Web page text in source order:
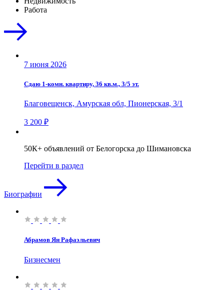
Работа
7 июня 2026
Сдаю 1-комн. квартиру, 36 кв.м., 3/5 эт.
Благовещенск, Амурская обл, Пионерская, 3/1
3 200 ₽
50К+ объявлений от Белогорска до Шимановска
Перейти в раздел
Биографии
Абрамов Ян Рафаэльевич
Бизнесмен